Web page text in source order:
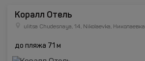
Коралл Отель
ulitsa Chudesnaya, 14, Nikolaevka, Николаевка
до пляжа 71 м